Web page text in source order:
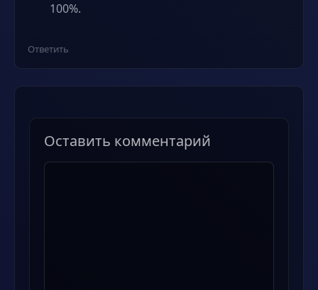
100%.
Ответить
Оставить комментарий
Комментарий